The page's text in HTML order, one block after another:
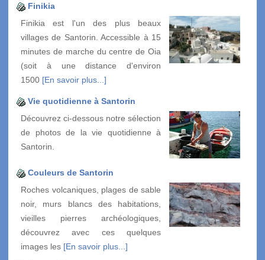
Finikia
Finikia est l'un des plus beaux
villages de Santorin. Accessible à 15
minutes de marche du centre de Oia
(soit à une distance d'environ
1500 [En savoir plus...]
Vie quotidienne à Santorin
Découvrez ci-dessous notre sélection
de photos de la vie quotidienne à
Santorin.
Couleurs de Santorin
Roches volcaniques, plages de sable
noir, murs blancs des habitations,
vieilles pierres archéologiques,
découvrez avec ces quelques
images les [En savoir plus...]